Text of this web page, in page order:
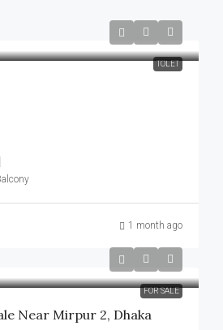
TOLET
1 month ago
FOR SALE
Near Mirpur 2, Dhaka